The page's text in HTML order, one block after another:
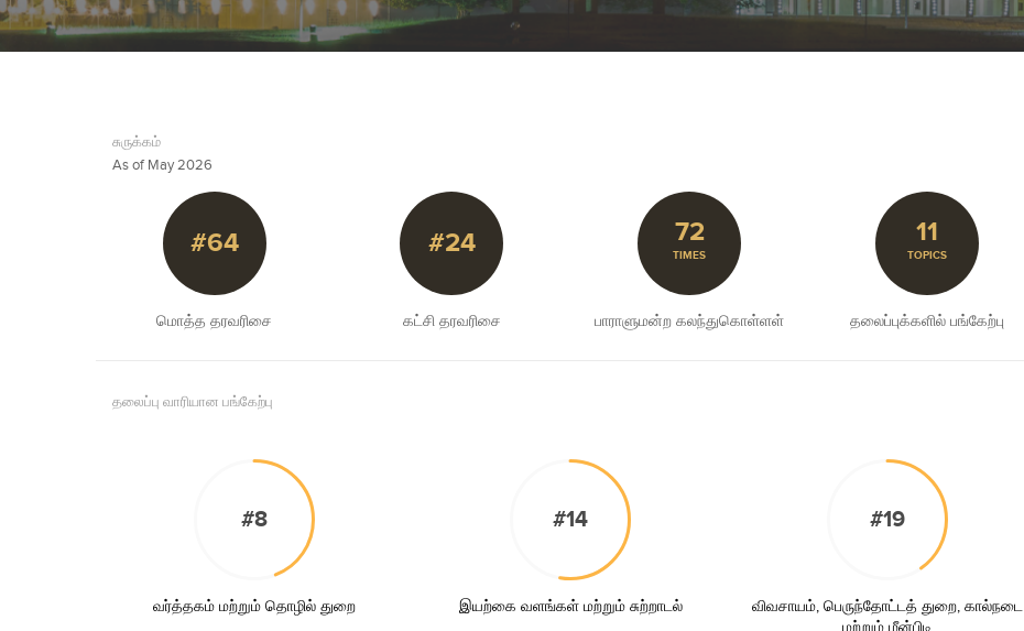
சுருக்கம்
As of May 2026
#64
மொத்த தரவரிசை
#24
கட்சி தரவரிசை
72
TIMES
பாராளுமன்ற கலந்துகொள்ளள்
11
TOPICS
தலைப்புக்களில் பங்கேற்பு
தலைப்பு வாரியான பங்கேற்பு
#8
வர்த்தகம் மற்றும் தொழில் துறை
#14
இயற்கை வளங்கள் மற்றும் சுற்றாடல்
#19
விவசாயம், பெருந்தோட்டத் துறை, கால்நடை